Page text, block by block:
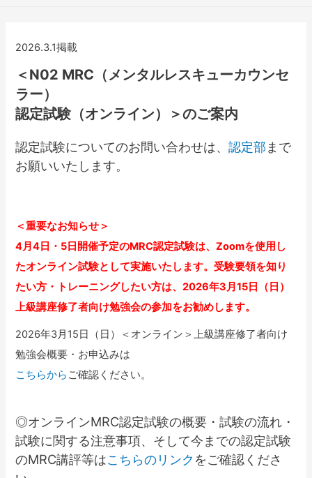
2026.3.1掲載
＜N02 MRC（メンタルレスキューカウンセ
ラー）
認定試験（オンライン）＞のご案内
認定試験についてのお問い合わせは、認定部 まで
お願いいたします。
＜重要なお知らせ＞
4月4日・5日開催予定のMRC認定試験は、Zoomを使用し
たオンライン試験として実施いたします。受験要領を知り
たい方・トレーニングしたい方は、2026年3月15日（日）
上級講座修了者向け勉強会の参加をお勧めします。
2026年3月15日（日）＜オンライン＞上級講座修了者向け
勉強会概要・お申込みは
こちらから ご確認ください。
◎オンラインMRC認定試験の概要・試験の流れ・
試験に関する注意事項、そして今までの認定試験
のMRC講評等はこちらのリンク をご確認くださ